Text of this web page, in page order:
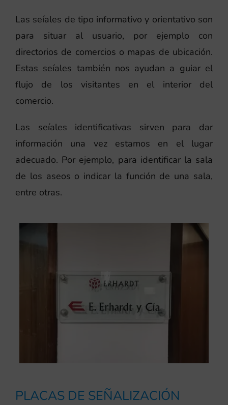
Las seíales de tipo informativo y orientativo son
para situar al usuario, por ejemplo con
directorios de comercios o mapas de ubicación.
Estas seíales también nos ayudan a guiar el
flujo de los visitantes en el interior del
comercio.
Las seíales identificativas sirven para dar
información una vez estamos en el lugar
adecuado. Por ejemplo, para identificar la sala
de los aseos o indicar la función de una sala,
entre otras.
PLACAS DE SEÑALIZACIÓN